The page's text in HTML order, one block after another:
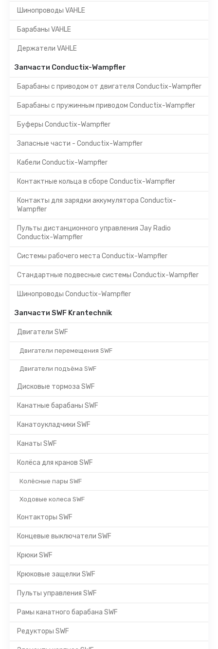
Шинопроводы VAHLE
Барабаны VAHLE
Держатели VAHLE
Запчасти Conductix-Wampfler
Барабаны с приводом от двигателя Conductix-Wampfler
Барабаны с пружинным приводом Conductix-Wampfler
Буферы Conductix-Wampfler
Запасные части - Conductix-Wampfler
Кабели Conductix-Wampfler
Контактные кольца в сборе Conductix-Wampfler
Контакты для зарядки аккумулятора Conductix-
Wampfler
Пульты дистанционного управления Jay Radio
Conductix-Wampfler
Системы рабочего места Conductix-Wampfler
Стандартные подвесные системы Conductix-Wampfler
Шинопроводы Conductix-Wampfler
Запчасти SWF Krantechnik
Двигатели SWF
Двигатели перемещения SWF
Двигатели подъёма SWF
Дисковые тормоза SWF
Канатные барабаны SWF
Канатоукладчики SWF
Канаты SWF
Колёса для кранов SWF
Колёсные пары SWF
Ходовые колеса SWF
Контакторы SWF
Концевые выключатели SWF
Крюки SWF
Крюковые защелки SWF
Пульты управления SWF
Рамы канатного барабана SWF
Редукторы SWF